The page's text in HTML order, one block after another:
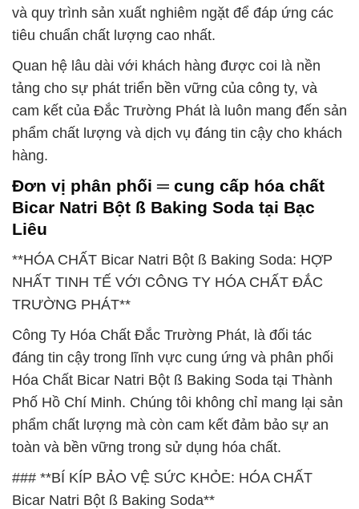
và quy trình sản xuất nghiêm ngặt để đáp ứng các
tiêu chuẩn chất lượng cao nhất.
Quan hệ lâu dài với khách hàng được coi là nền
tảng cho sự phát triển bền vững của công ty, và
cam kết của Đắc Trường Phát là luôn mang đến sản
phẩm chất lượng và dịch vụ đáng tin cậy cho khách
hàng.
Đơn vị phân phối ═ cung cấp hóa chất
Bicar Natri Bột ß Baking Soda tại Bạc
Liêu
**HÓA CHẤT Bicar Natri Bột ß Baking Soda: HỢP
NHẤT TINH TẾ VỚI CÔNG TY HÓA CHẤT ĐẮC
TRƯỜNG PHÁT**
Công Ty Hóa Chất Đắc Trường Phát, là đối tác
đáng tin cậy trong lĩnh vực cung ứng và phân phối
Hóa Chất Bicar Natri Bột ß Baking Soda tại Thành
Phố Hồ Chí Minh. Chúng tôi không chỉ mang lại sản
phẩm chất lượng mà còn cam kết đảm bảo sự an
toàn và bền vững trong sử dụng hóa chất.
### **BÍ KÍP BẢO VỆ SỨC KHỎE: HÓA CHẤT
Bicar Natri Bột ß Baking Soda**